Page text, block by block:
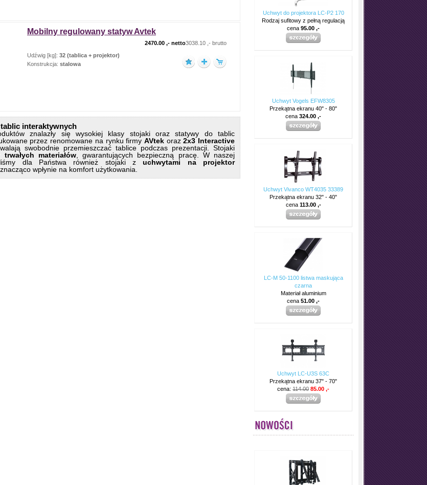
Mobilny regulowany statyw Avtek
2470.00 ,- netto3038.10 ,- brutto
Udźwig [kg]: 32 (tablica + projektor)
Konstrukcja: stalowa
interaktywnych
znalazły się wysokiej klasy stojaki oraz statywy do tablic
przez renomowane na rynku firmy AVtekoraz2x3 Interactive
swobodnie przemieszczać tablice podczas prezentacji. Stojaki
trwałych materiałów, gwarantujących bezpieczną pracę. W naszej
dla Państwa również stojaki zuchwytami na projektor
wpłynie na komfort użytkowania.
Uchwyt do projektora LC-P2 170
Rodzaj sufitowy z pełną regulacją
cena 95.00 ,-
Uchwyt Vogels EFW8305
Przekątna ekranu 40" - 80"
cena 324.00 ,-
Uchwyt Vivanco WT4035 33389
Przekątna ekranu 32" - 40"
cena 113.00 ,-
LC-M 50-1100 listwa maskująca
czarna
Materiał aluminium
cena 51.00 ,-
Uchwyt LC-U3S 63C
Przekątna ekranu 37" - 70"
cena: 114.00 85.00 ,-